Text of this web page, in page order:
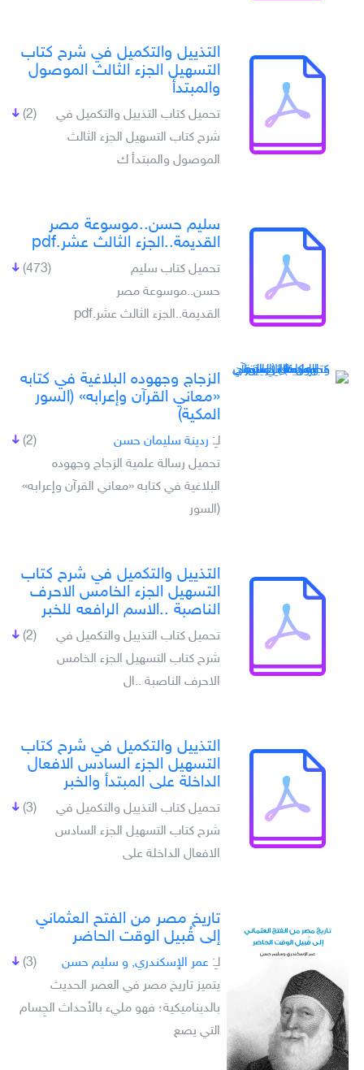
التذييل والتكميل في شرح كتاب
التسهيل الجزء الثالث الموصول
والمبتدأ
(2)
تحميل كتاب التذييل والتكميل في
شرح كتاب التسهيل الجزء الثالث
الموصول والمبتدأ ك
سليم حسن..موسوعة مصر
القديمة..الجزء الثالث عشر.pdf
(473)
تحميل كتاب سليم
حسن..موسوعة مصر
القديمة..الجزء الثالث عشر.pdf
الزجاج وجهوده البلاغية في كتابه
«معاني القرآن وإعرابه» (السور
المكية)
(2) لـِ: ردينة سليمان حسن
تحميل رسالة علمية الزجاج وجهوده
البلاغية في كتابه «معاني القرآن وإعرابه»
(السور
التذييل والتكميل في شرح كتاب
التسهيل الجزء الخامس الاحرف
الناصبة ..الاسم الرافعه للخبر
(2)
تحميل كتاب التذييل والتكميل في
شرح كتاب التسهيل الجزء الخامس
الاحرف الناصبة ..ال
التذييل والتكميل في شرح كتاب
التسهيل الجزء السادس الافعال
الداخلة على المبتدأ والخبر
(3)
تحميل كتاب التذييل والتكميل في
شرح كتاب التسهيل الجزء السادس
الافعال الداخلة على
تاريخ مصر من الفتح العثماني
إلى قُبيل الوقت الحاضر
(3) لـِ: عمر الإسكندري, و سليم حسن
يتميز تاريخ مصر في العصر الحديث
بالديناميكية؛ فهو مليء بالأحداث الجِسام
التي يصع